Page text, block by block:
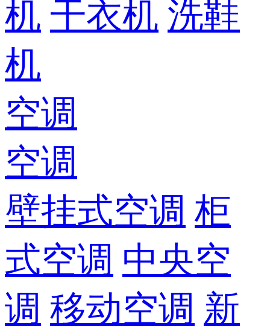
机 干衣机 洗鞋
机
空调
空调
壁挂式空调 柜
式空调 中央空
调 移动空调 新